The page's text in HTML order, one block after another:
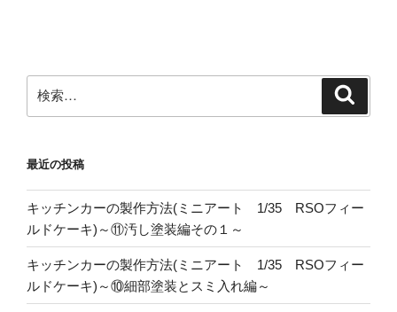
シ
ョ
索:
最近の投稿
キッチンカーの製作方法(ミニアート 1/35 RSOフィー
ルドケーキ)～⑪汚し塗装編その１～
キッチンカーの製作方法(ミニアート 1/35 RSOフィー
ルドケーキ)～⑩細部塗装とスミ入れ編～